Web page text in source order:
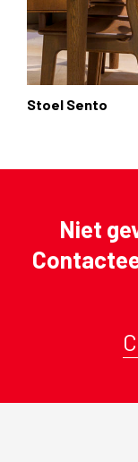
Stoel Sento
Niet